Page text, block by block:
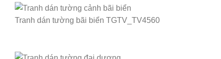
Tranh dán tường bãi biển TGTV_TV4560